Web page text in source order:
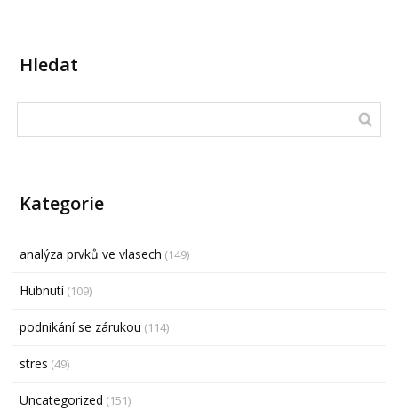
Hledat
Kategorie
analýza prvků ve vlasech (149)
Hubnutí(109)
podnikání se zárukou (114)
stres (49)
Uncategorized (151)